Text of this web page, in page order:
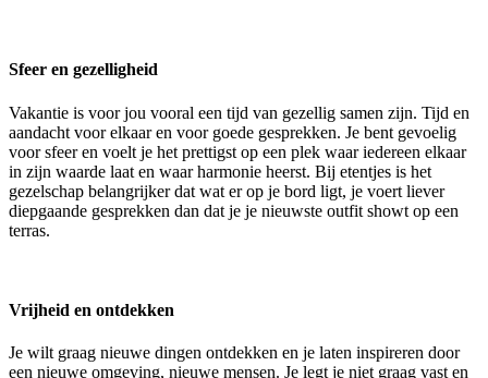
Sfeer en gezelligheid
Vakantie is voor jou vooral een tijd van gezellig samen zijn. Tijd en
aandacht voor elkaar en voor goede gesprekken. Je bent gevoelig
voor sfeer en voelt je het prettigst op een plek waar iedereen elkaar
in zijn waarde laat en waar harmonie heerst. Bij etentjes is het
gezelschap belangrijker dat wat er op je bord ligt, je voert liever
diepgaande gesprekken dan dat je je nieuwste outfit showt op een
terras.
Vrijheid en ontdekken
Je wilt graag nieuwe dingen ontdekken en je laten inspireren door
een nieuwe omgeving, nieuwe mensen. Je legt je niet graag vast en